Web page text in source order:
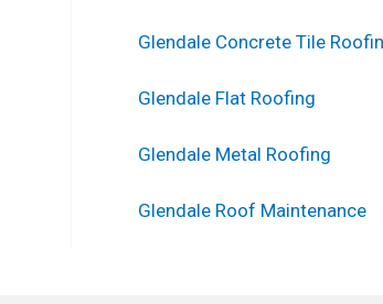
Glendale Concrete Tile
Glendale Flat Roofing
Glendale Metal Roofing
Glendale Roof Maintenance